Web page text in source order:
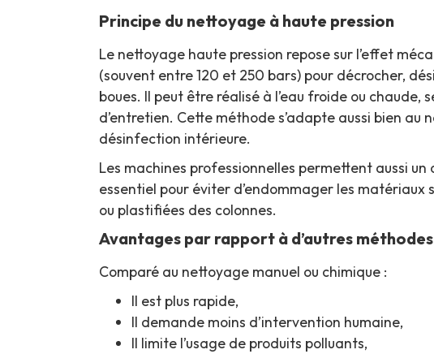
Principe du nettoyage à haute pression
Le nettoyage haute pression repose sur l’effet
(souvent entre 120 et 250 bars) pour décrocher,
boues. Il peut être réalisé à l’eau froide ou
d’entretien. Cette méthode s’adapte aussi bien au
désinfection intérieure.
Les machines professionnelles permettent aussi
essentiel pour éviter d’endommager les
ou plastifiées des colonnes.
Avantages par rapport à d’autres méthodes
Comparé au nettoyage manuel ou chimique :
Il est plus rapide,
Il demande moins d’intervention humaine,
Il limite l’usage de produits polluants,